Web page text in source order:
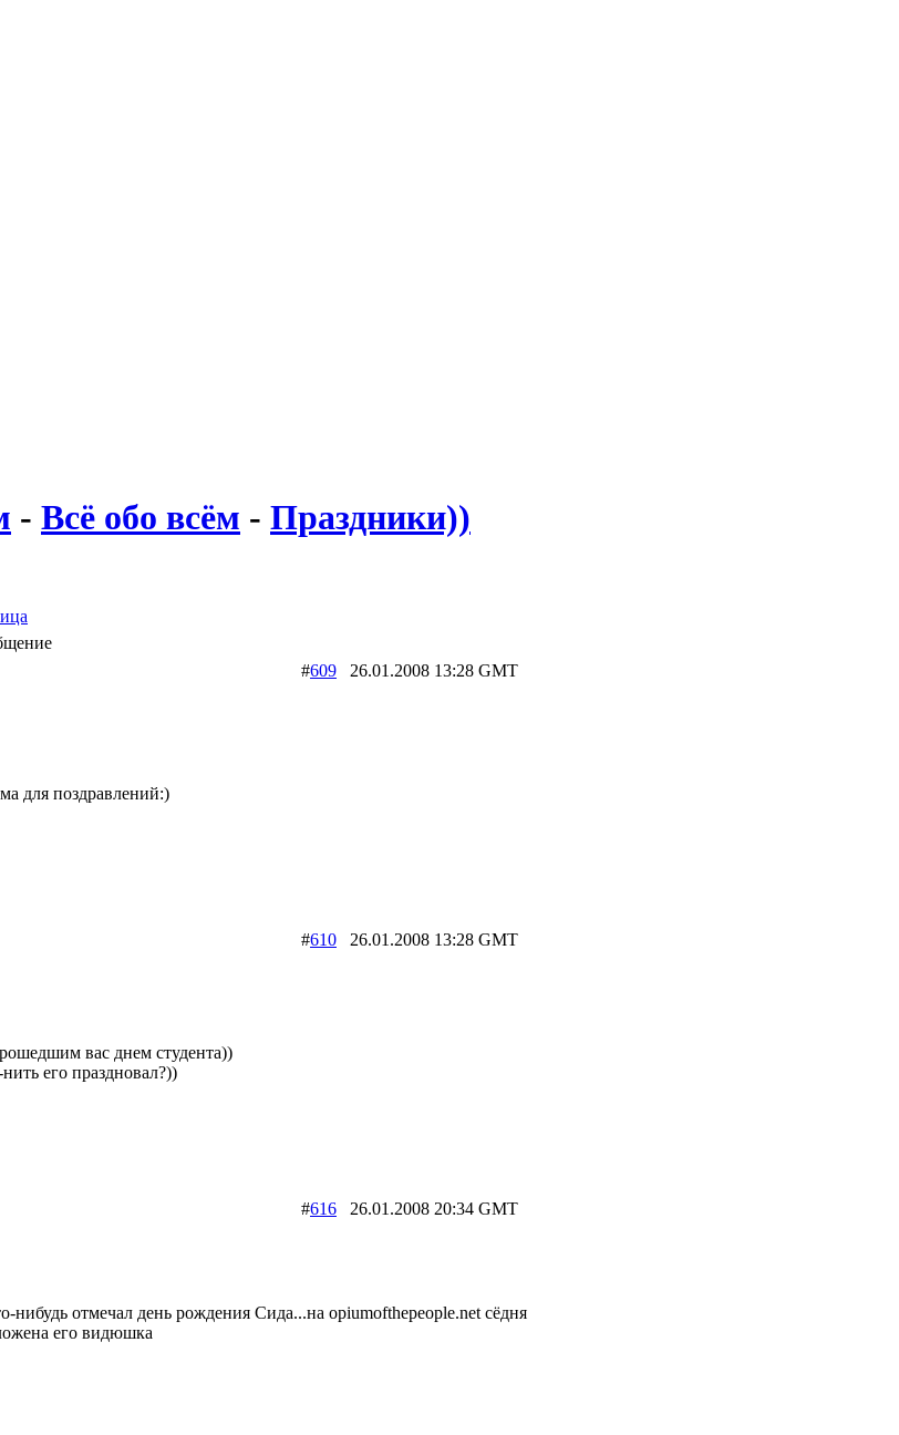
- Всё обо всём - Праздники))
#609 26.01.2008 13:28 GMT
для поздравлений:)
#610 26.01.2008 13:28 GMT
вас днем студента))
его праздновал?))
#616 26.01.2008 20:34 GMT
нибудь отмечал день рождения Сида...на opiumofthepeople.net сёдня
его видюшка